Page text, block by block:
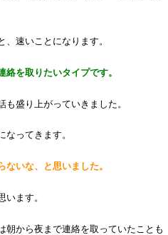
速いことになります。
を取りたいタイプです。
盛り上がっていきました。
ってきます。
いな、と思いました。
ます。
朝から夜まで連絡を取っていたことも